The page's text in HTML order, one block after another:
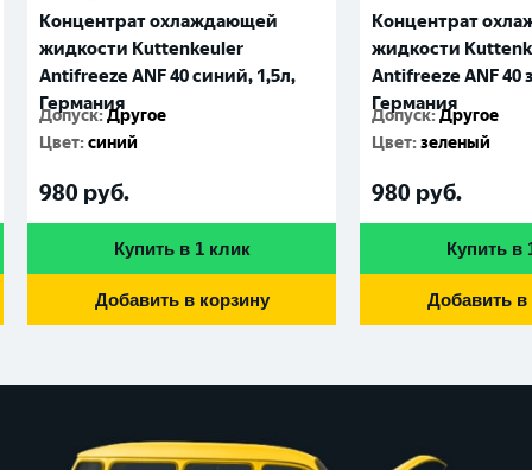
Концентрат охлаждающей
жидкости Kuttenkeuler
Antifreeze ANF 40 синий, 1,5л,
Германия
Допуск:Другое
Цвет:синий
980 руб.
Купить в 1 клик
Добавить в корзину
Концентрат
жидкости
Antifreeze ANF 40
Германия
Допуск:Другое
Цвет:зеленый
980 руб.
Купить в
Добавить в